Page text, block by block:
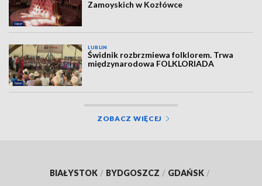
Zamoyskich w Kozłówce
LUBLIN
Świdnik rozbrzmiewa folklorem. Trwa
międzynarodowa FOLKLORIADA
ZOBACZ WIĘCEJ
BIAŁYSTOK / BYDGOSZCZ / GDAŃSK /